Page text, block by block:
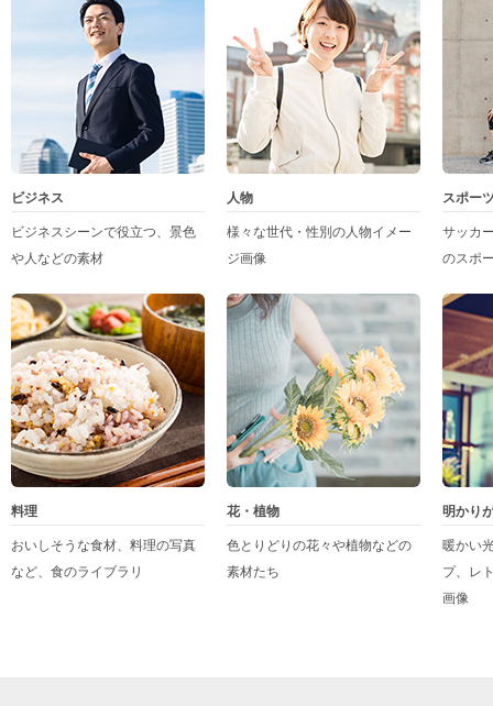
ビジネス
ビジネスシーンで役立つ、景色
や人などの素材
人物
様々な世代・性別の人物イメー
ジ画像
スポー
サッカ
のスポ
料理
おいしそうな食材、料理の写真
など、食のライブラリ
花・植物
色とりどりの花々や植物などの
素材たち
明かり
暖かい
プ、レ
画像